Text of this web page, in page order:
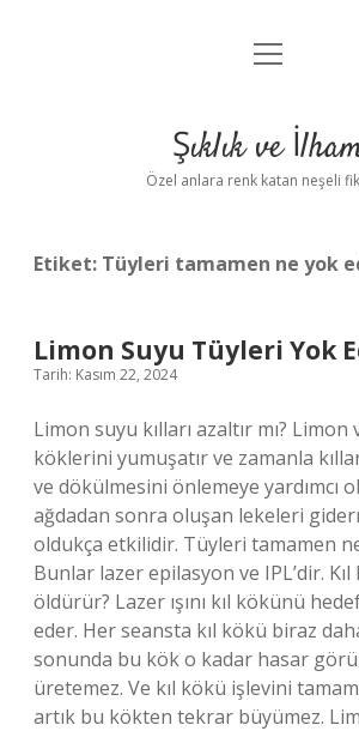
Anasayfa
Yasal Uyarı
menüyü
Şıklık ve
Özel anlara renk katan neşeli
Etiket: Tüyleri tamamen ne yok
Limon Suyu Tüyleri Yok
Tarih: Kasım 22, 2024
Limon suyu kılları azaltır mı? Limon
köklerini yumuşatır ve zamanla
ve dökülmesini önlemeye yardımcı
ağdadan sonra oluşan lekeleri
oldukça etkilidir. Tüyleri tamamen
Bunlar lazer epilasyon ve IPL’dir.
öldürür? Lazer ışını kıl kökünü
eder. Her seansta kıl kökü biraz
sonunda bu kök o kadar hasar
üretemez. Ve kıl kökü işlevini
artık bu kökten tekrar büyümez.